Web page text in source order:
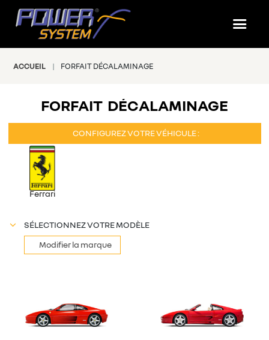
ACCUEIL FORFAIT DÉCALAMINAGE
FORFAIT DÉCALAMINAGE
CONFIGUREZ VOTRE VÉHICULE :
Ferrari
SÉLECTIONNEZ VOTRE MODÈLE
Modifier la marque